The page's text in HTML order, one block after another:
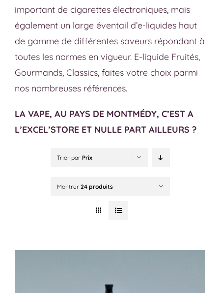
important de cigarettes électroniques, mais
également un large éventail d’e-liquides haut
de gamme de différentes saveurs répondant à
toutes les normes en vigueur. E-liquide Fruités,
Gourmands, Classics, faites votre choix parmi
nos nombreuses références.
LA VAPE, AU PAYS DE MONTMÉDY, C’EST A
L’EXCEL’STORE ET NULLE PART AILLEURS ?
Trier par Prix
Montrer 24 produits